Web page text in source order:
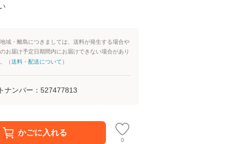
域・離島につきましては、送料が発生する場合や
お届け予定日期間内にお届けできない場合があり
（送料・配送について ）
ナンバー： 527477813
かごに入れる
0